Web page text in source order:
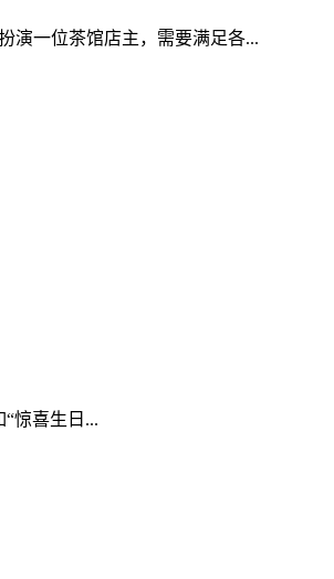
演一位茶馆店主，需要满足各...
惊喜生日...